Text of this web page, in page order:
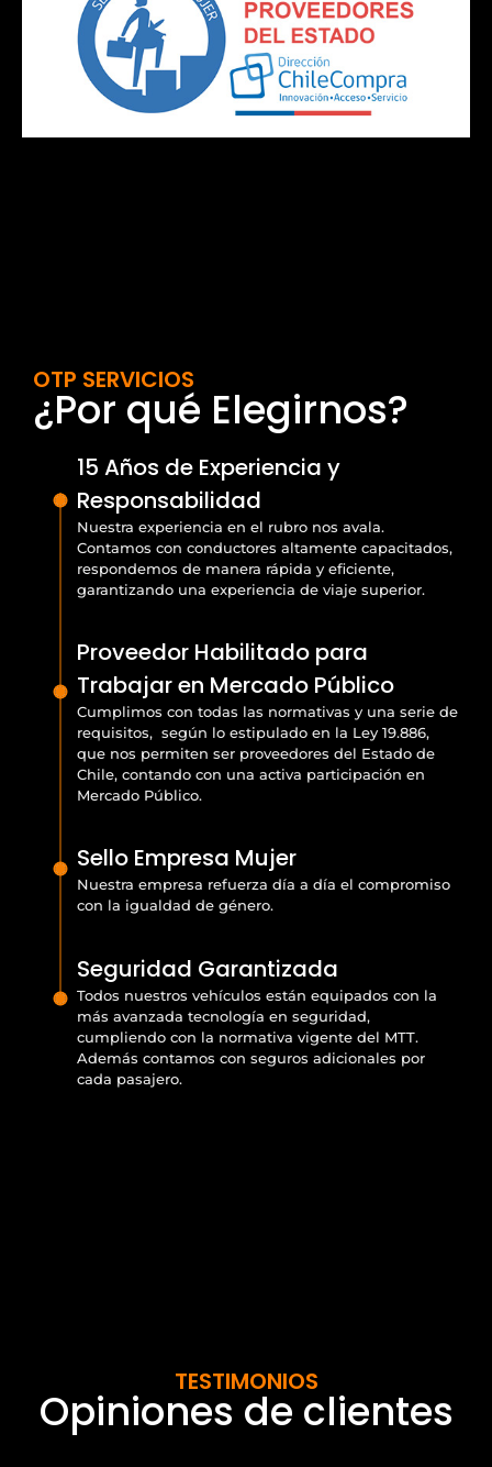
OTP SERVICIOS
¿Por qué Elegirnos?
15 Años de Experiencia y
Responsabilidad
Nuestra experiencia en el rubro nos avala.
Contamos con conductores altamente capacitados,
respondemos de manera rápida y eficiente,
garantizando una experiencia de viaje superior.
Proveedor Habilitado para
Trabajar en Mercado Público
Cumplimos con todas las normativas y una serie de
requisitos, según lo estipulado en la Ley 19.886,
que nos permiten ser proveedores del Estado de
Chile, contando con una activa participación en
Mercado Público.
Sello Empresa Mujer
Nuestra empresa refuerza día a día el compromiso
con la igualdad de género.
Seguridad Garantizada
Todos nuestros vehículos están equipados con la
más avanzada tecnología en seguridad,
cumpliendo con la normativa vigente del MTT.
Además contamos con seguros adicionales por
cada pasajero.
TESTIMONIOS
Opiniones de clientes